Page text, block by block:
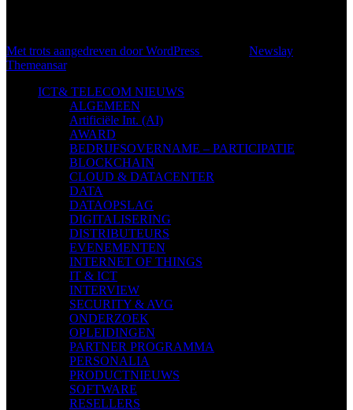
Met trots aangedreven door WordPress Newslay
Themeansar.
ICT& TELECOM NIEUWS
ALGEMEEN
Artificiële Int. (AI)
AWARD
BEDRIJFSOVERNAME – PARTICIPATIE
BLOCKCHAIN
CLOUD & DATACENTER
DATA
DATAOPSLAG
DIGITALISERING
DISTRIBUTEURS
EVENEMENTEN
INTERNET OF THINGS
IT & ICT
INTERVIEW
SECURITY & AVG
ONDERZOEK
OPLEIDINGEN
PARTNER PROGRAMMA
PERSONALIA
PRODUCTNIEUWS
SOFTWARE
RESELLERS